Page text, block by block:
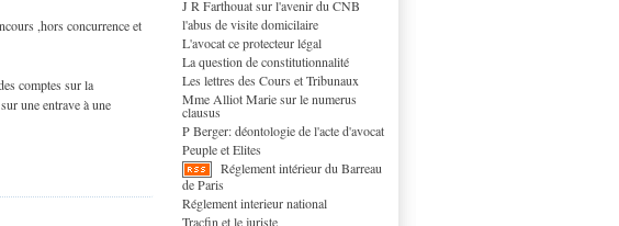
J R Farthouat sur l'avenir du CNB
l'abus de visite domicilaire
L'avocat ce protecteur légal
La question de constitutionnalité
Les lettres des Cours et Tribunaux
Mme Alliot Marie sur le numerus
clausus
P Berger: déontologie de l'acte d'avocat
Peuple et Elites
Réglement intérieur du Barreau
de Paris
Réglement interieur national
Tracfin et le juriste
,hors concurrence et
comptes sur la
une entrave à une